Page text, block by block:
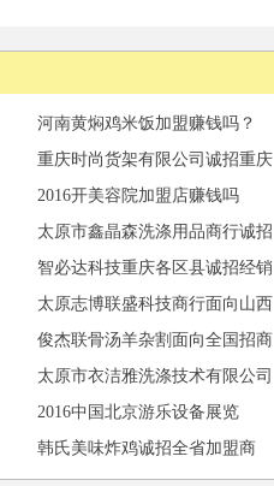
河南黄焖鸡米饭加盟赚钱吗？
重庆时尚货架有限公司诚招重庆
2016开美容院加盟店赚钱吗
太原市鑫晶森洗涤用品商行诚招
智必达科技重庆各区县诚招经销
太原志博联盛科技商行面向山西
俊杰联骨汤羊杂割面向全国招商
太原市衣洁雅洗涤技术有限公司
2016中国北京游乐设备展览
韩氏美味炸鸡诚招全省加盟商